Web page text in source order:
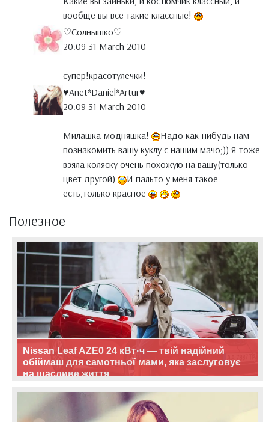
вообще вы все такие классные!
♡Солнышко♡
20:09 31 March 2010
супер!красотулечки!
♥Anet*Daniel*Artur♥
20:09 31 March 2010
Милашка-модняшка!
Надо как-нибудь нам
познакомить вашу куклу с нашим мачо;)) Я тоже
взяла коляску очень похожую на вашу(только
цвет другой)
И пальто у меня такое
есть,только красное
Полезное
Nissan Leaf AZE0 24 кВт·ч — твій надійний
обіймаш для самотньої мами, яка заслуговує
на щасливе життя